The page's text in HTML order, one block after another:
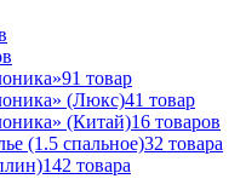
91 товар
(Люкс)41 товар
(Китай)16 товаров
(1.5 спальное)32 товара
142 товара